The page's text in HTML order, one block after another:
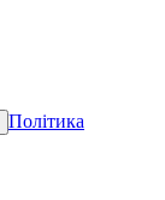
Політика